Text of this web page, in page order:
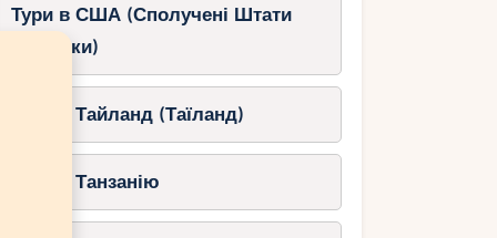
Тури в США (Сполучені Штати
Америки)
Тури в Тайланд (Таїланд)
Тури в Танзанію